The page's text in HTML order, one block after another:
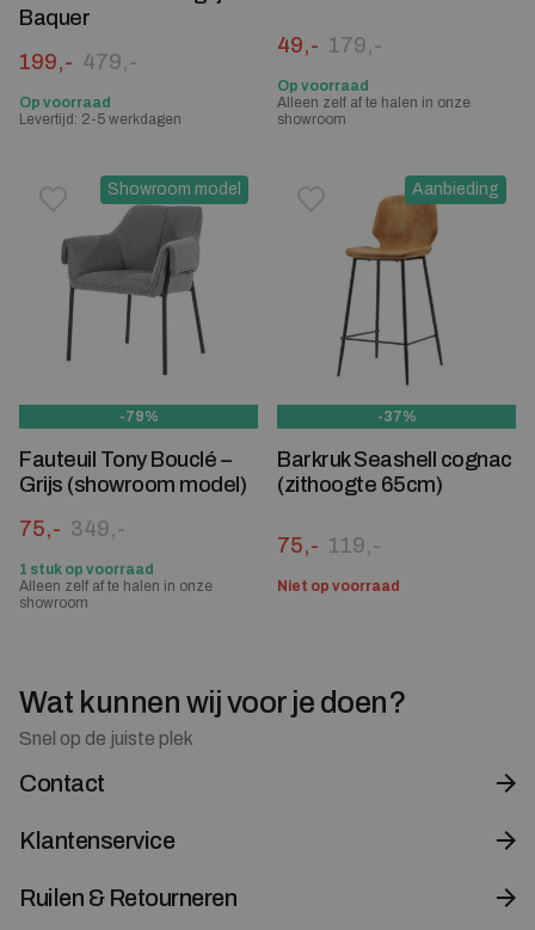
Baquer
479,-
Oorspronkelijke prijs was: 479,-.
199,-
Huidige prijs is: 199,-.
Op voorraad
Levertijd: 2-5 werkdagen
179,-
Oorspronkelijke prijs
49,-
Huidige prijs is: 49,-.
Op voorraad
Alleen zelf af te halen in onze
showroom
Showroom model
Toevoegen aan verlanglijstje
Verwijderen van verlanglijst
-79%
Fauteuil Tony Bouclé –
Grijs (showroom model)
349,-
Oorspronkelijke prijs was: 349,-.
75,-
Huidige prijs is: 75,-.
1 stuk op voorraad
Alleen zelf af te halen in onze
showroom
Aanbieding
Toevoegen aan
Verwijderen van verlanglijst
-37%
Barkruk Seashell cognac
(zithoogte 65cm)
119,-
Oorspronkelijke prijs
75,-
Huidige prijs is: 75,-.
Niet op voorraad
Wat kunnen wij voor je doen?
Snel op de juiste plek
Contact
Klantenservice
Ruilen & Retourneren